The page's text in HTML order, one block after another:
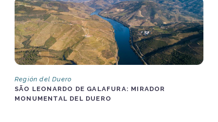
Región del Duero
SÃO LEONARDO DE GALAFURA: MIRADOR
MONUMENTAL DEL DUERO